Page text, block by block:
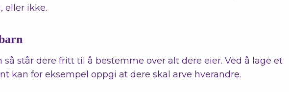
eller ikke.
så står dere fritt til å bestemme over alt dere eier. Ved å lage et
kan for eksempel oppgi at dere skal arve hverandre.